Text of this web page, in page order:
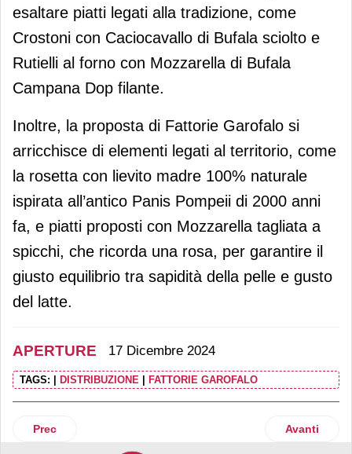
esaltare piatti legati alla tradizione, come
Crostoni con Caciocavallo di Bufala sciolto e
Rutielli al forno con Mozzarella di Bufala
Campana Dop filante.
Inoltre, la proposta di Fattorie Garofalo si
arricchisce di elementi legati al territorio, come
la rosetta con lievito madre 100% naturale
ispirata all’antico Panis Pompeii di 2000 anni
fa, e piatti proposti con Mozzarella tagliata a
spicchi, che ricorda una rosa, per garantire il
giusto equilibrio tra sapidità della pelle e gusto
del latte.
APERTURE 17 Dicembre 2024
TAGS: | DISTRIBUZIONE | FATTORIE GAROFALO
Articolo precedente: Rossano: Penny chiude il 2024 con
Prec Articolo
Avanti